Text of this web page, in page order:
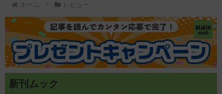
ホーム レビュー
新刊ムック